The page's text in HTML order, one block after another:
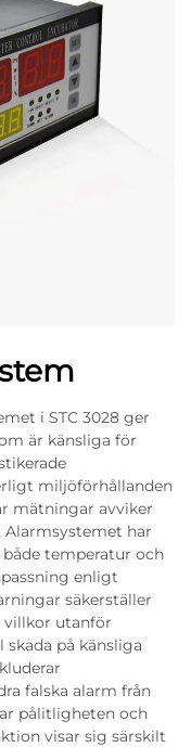
i STC 3028 ger
är känsliga för
miljöförhållanden
mätningar avviker
Alarmsystemet har
temperatur och
enligt
säkerställer
villkor utanför
på känsliga
falska alarm från
pålitligheten och
visar sig särskilt